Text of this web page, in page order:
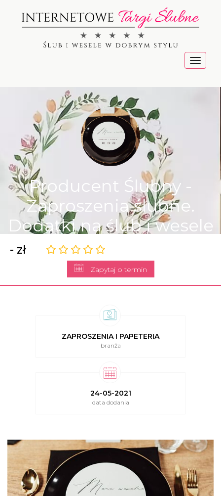
Menu
Producent Ślubny -
Zaproszenia ślubne.
Dodatki na ślub i wesele
- zł
Zapytaj o termin
ZAPROSZENIA I PAPETERIA
branża
24-05-2021
data dodania